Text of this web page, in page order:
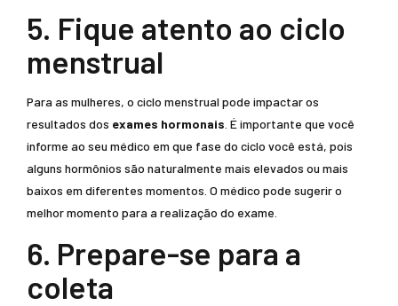
5. Fique atento ao ciclo
menstrual
Para as mulheres, o ciclo menstrual pode impactar os
resultados dos exames hormonais . É importante que você
informe ao seu médico em que fase do ciclo você está, pois
alguns hormônios são naturalmente mais elevados ou mais
baixos em diferentes momentos. O médico pode sugerir o
melhor momento para a realização do exame.
6. Prepare-se para a
coleta